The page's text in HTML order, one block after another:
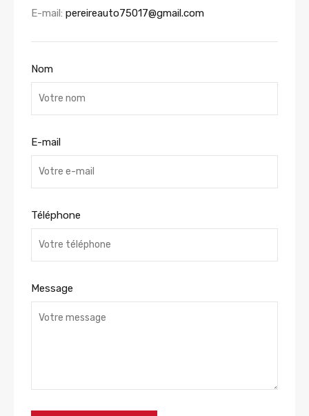
E-mail: pereireauto75017@gmail.com
Nom
E-mail
Téléphone
Message